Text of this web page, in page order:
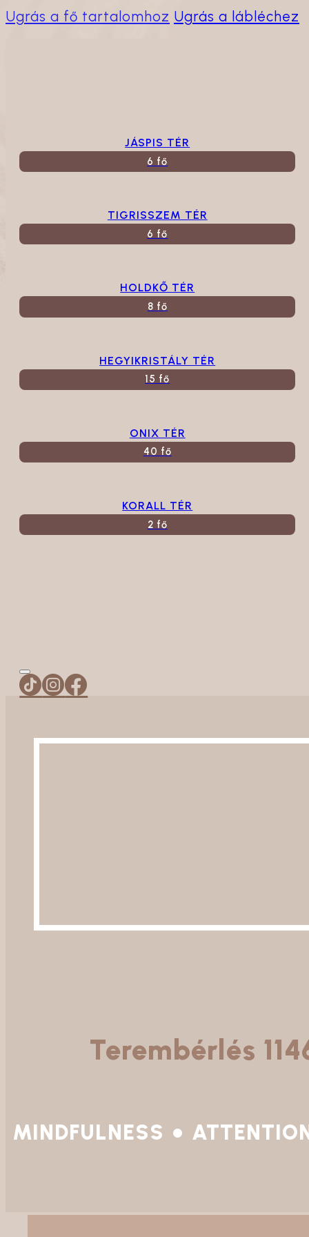
Ugrás a fő tartalomhoz Ugrás a lábléchez
JÁSPIS TÉR
6 fő
TIGRISSZEM TÉR
6 fő
HOLDKŐ TÉR
8 fő
HEGYIKRISTÁLY TÉR
15 fő
ONIX TÉR
40 fő
KORALL TÉR
2 fő
Terembérlés
MINDFULNESS